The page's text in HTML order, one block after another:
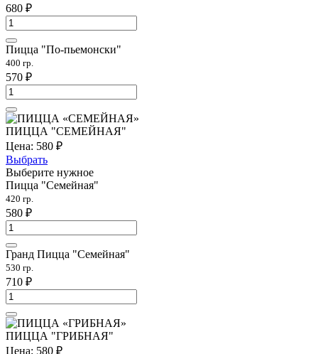
680 ₽
Пицца "По-пьемонски"
400 гр.
570 ₽
ПИЦЦА "СЕМЕЙНАЯ"
Цена: 580 ₽
Выбрать
Выберите нужное
Пицца "Семейная"
420 гр.
580 ₽
Гранд Пицца "Семейная"
530 гр.
710 ₽
ПИЦЦА "ГРИБНАЯ"
Цена: 580 ₽